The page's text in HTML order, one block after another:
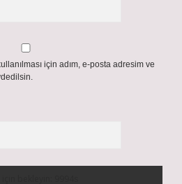
için adım, e-posta adresim ve